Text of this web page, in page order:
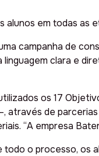
alunos em todas as
campanha de
clara e
os 17
através de
“A empresa
todo o processo, os